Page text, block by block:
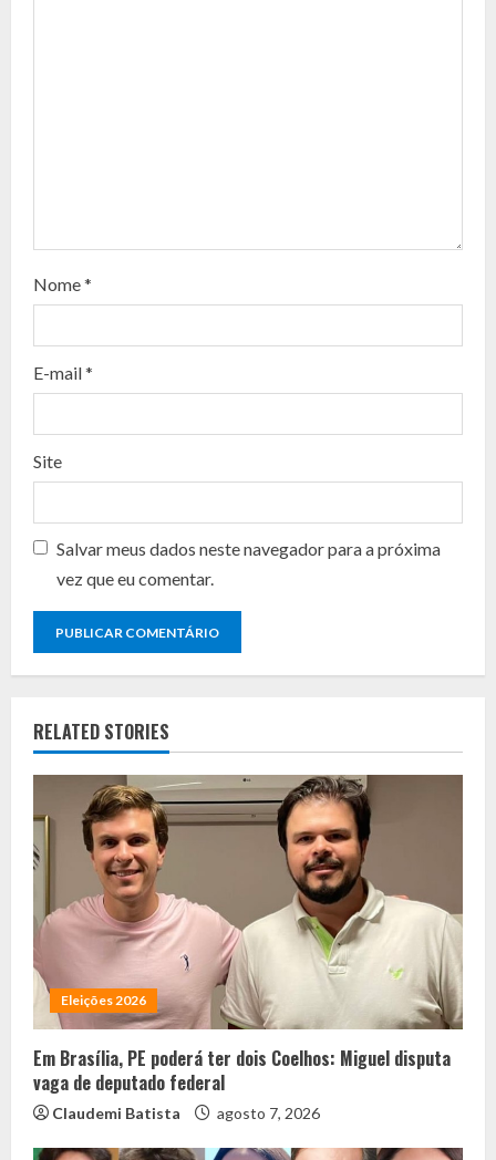
a
d
n
g
Nome*
E-mail*
Site
Salvar meus dados neste navegador para a próxima
vez que eu comentar.
RELATED STORIES
Eleições 2026
Em Brasília, PE poderá ter dois Coelhos: Miguel disputa
vaga de deputado federal
Claudemi Batista agosto 7, 2026